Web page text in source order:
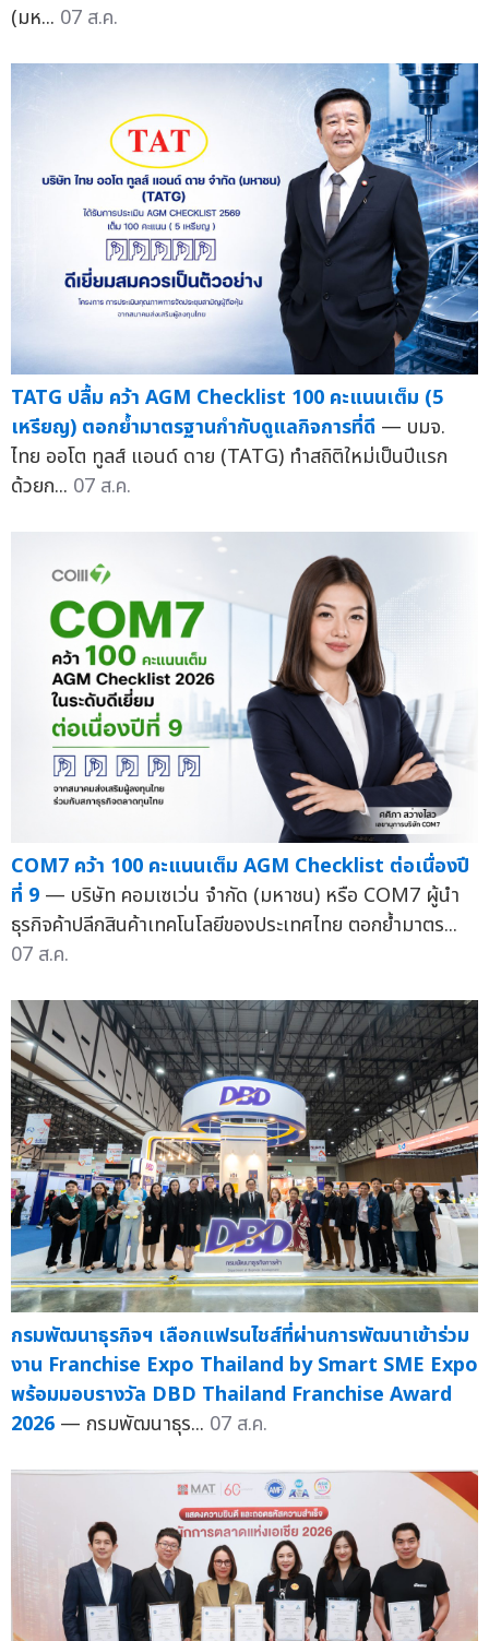
(มห... 07 ส.ค.
TATG ปลื้ม คว้า AGM Checklist 100 คะแนนเต็ม (5
เหรียญ) ตอกย้ำมาตรฐานกำกับดูแลกิจการที่ดี — บมจ.
ไทย ออโต ทูลส์ แอนด์ ดาย (TATG) ทำสถิติใหม่เป็นปีแรก
ด้วยก... 07 ส.ค.
COM7 คว้า 100 คะแนนเต็ม AGM Checklist ต่อเนื่องปี
ที่ 9 — บริษัท คอมเซเว่น จำกัด (มหาชน) หรือ COM7 ผู้นำ
ธุรกิจค้าปลีกสินค้าเทคโนโลยีของประเทศไทย ตอกย้ำมาตร...
07 ส.ค.
กรมพัฒนาธุรกิจฯ เลือกแฟรนไชส์ที่ผ่านการพัฒนาเข้าร่วม
งาน Franchise Expo Thailand by Smart SME Expo
พร้อมมอบรางวัล DBD Thailand Franchise Award
2026 — กรมพัฒนาธุร... 07 ส.ค.